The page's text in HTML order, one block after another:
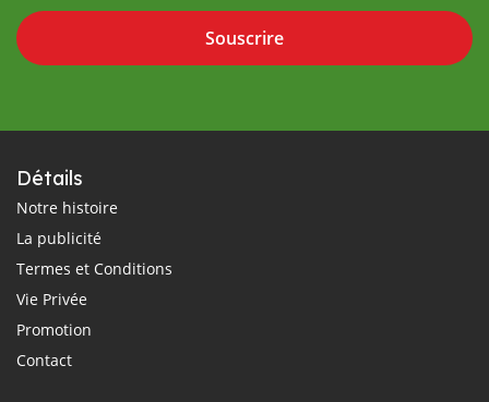
Souscrire
Détails
Notre histoire
La publicité
Termes et Conditions
Vie Privée
Promotion
Contact